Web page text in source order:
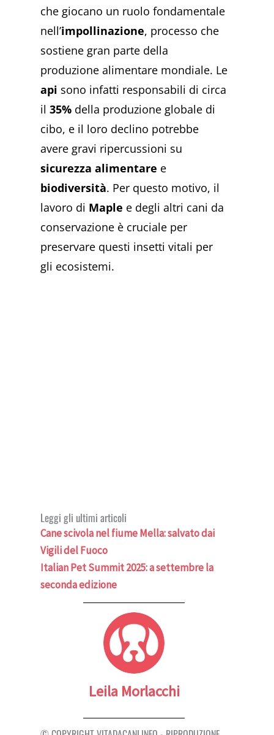
che giocano un ruolo fondamentale
nell’impollinazione, processo che
sostiene gran parte della
produzione alimentare mondiale. Le
api sono infatti responsabili di circa
il35% della produzione globale di
cibo, e il loro declino potrebbe
avere gravi ripercussioni su
sicurezza alimentare e
biodiversità. Per questo motivo, il
lavoro di Maple e degli altri cani da
conservazione è cruciale per
preservare questi insetti vitali per
gli ecosistemi.
Leggi gli ultimi articoli
Cane scivola nel fiume Mella: salvato dai
Vigili del Fuoco
Italian Pet Summit 2025: a settembre la
seconda edizione
Leila Morlacchi